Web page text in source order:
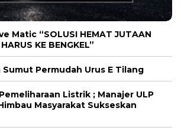
Matic “SOLUSI HEMAT JUTAAN
KE BENGKEL”
Permudah Urus E Tilang
Listrik ; Manajer ULP
Masyarakat Sukseskan